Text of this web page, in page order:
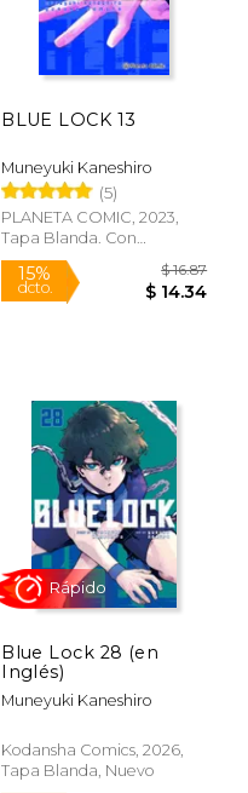
15%
15%
dcto.
BLUE LOCK 13
Muneyuki Kaneshiro
(5)
PLANETA COMIC, 2023,
Tapa Blanda. Con
Sobrecubierta, Nuevo
Blue Lock 28 (en
Inglés)
Muneyuki Kaneshiro
Kodansha Comics, 2026,
Tapa Blanda, Nuevo